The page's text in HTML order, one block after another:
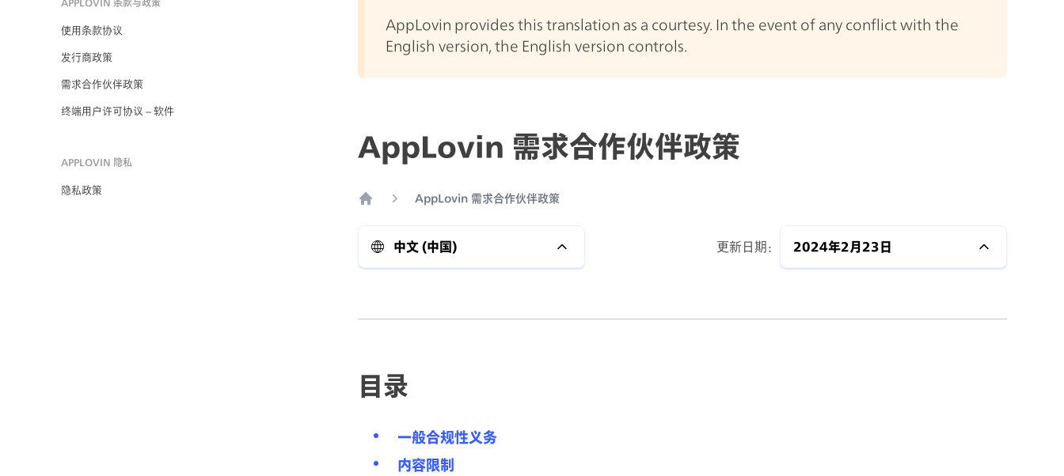
APPLOVIN 条款与政策
使用条款协议
发行商政策
需求合作伙伴政策
终端用户许可协议 – 软件
APPLOVIN 隐私
隐私政策
AppLovin provides this translation as a courtesy. In the event of any conflict with the
English version, the English version controls.
AppLovin 需求合作伙伴政策
AppLovin 需求合作伙伴政策
中文 (中国) 更新日期： 2024年2月23日
目录
一般合规性义务
内容限制